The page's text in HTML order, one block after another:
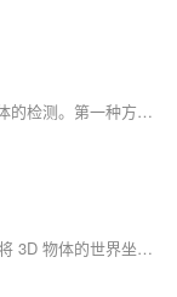
本文总结了两种检测方法，分别用于UGUI和3D物体的检测。第一种方法`GetOverUIobj`专门用于检测鼠标悬停的UGUI元素，通过`GraphicRaycaster`实现。第二种方法`GetOverWordGameObject`则同时适用于UI和3D物体检测，利用`PhysicsRaycaster`进行射线检测。两者均返回悬停对象或null。
在 Unity 中实现 UGUI 元素跟随 3D 物体，关键是将 3D 物体的世界坐标转换为屏幕或画布坐标。通过 Camera.WorldToScreenPoint 方法，可将 3D 物体位置映射到屏幕上，再更新 UGUI 元素的位置。代码示例展示了如何使用该方法，使 UGUI 图像跟随 3D 模型，并提供文字显示、图像和线条的显示/隐藏功能。